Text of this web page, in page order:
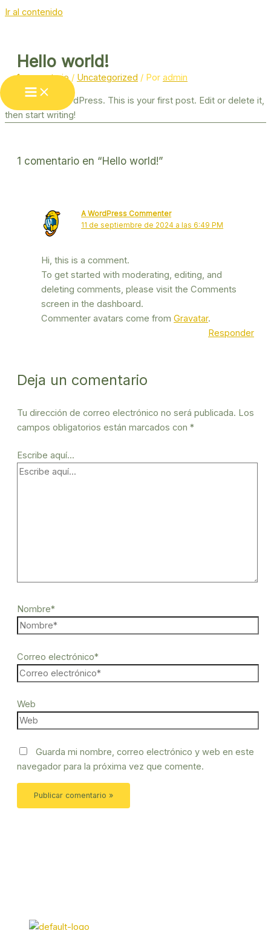
Ir al contenido
Hello world!
1 comentario / Uncategorized / Por admin
Welcome to WordPress. This is your first post. Edit or delete it,
then start writing!
1 comentario en “Hello world!”
A WordPress Commenter
11 de septiembre de 2024 a las 6:49 PM
Hi, this is a comment.
To get started with moderating, editing, and
deleting comments, please visit the Comments
screen in the dashboard.
Commenter avatars come from Gravatar.
Responder
Deja un comentario
Tu dirección de correo electrónico no será publicada. Los
campos obligatorios están marcados con *
Escribe aquí...
Nombre*
Correo electrónico*
Web
Guarda mi nombre, correo electrónico y web en este
navegador para la próxima vez que comente.